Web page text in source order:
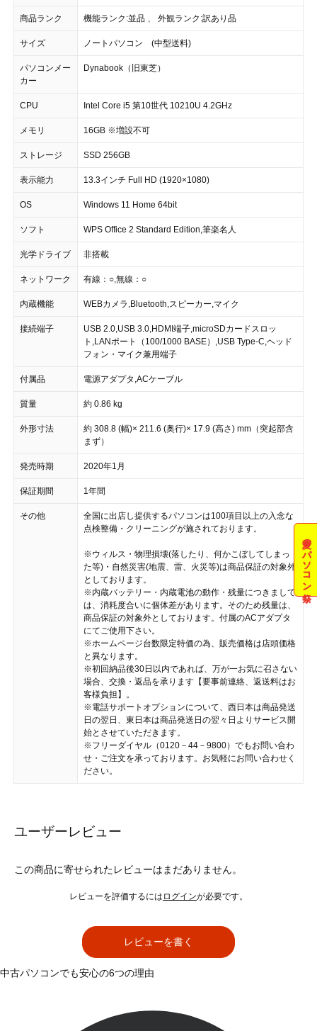
商品ランク 機能ランク:並品 、 外観ランク:訳あり品
サイズ ノートパソコン (中型送料)
パソコンメー
カー
Dynabook（旧東芝）
CPU Intel Core i5 第10世代 10210U 4.2GHz
メモリ 16GB ※増設不可
ストレージ SSD 256GB
表示能力 13.3インチ Full HD (1920×1080)
OS Windows 11 Home 64bit
ソフト WPS Office 2 Standard Edition,筆楽名人
光学ドライブ 非搭載
ネットワーク 有線：○,無線：○
内蔵機能 WEBカメラ,Bluetooth,スピーカー,マイク
接続端子
USB 2.0,USB 3.0,HDMI端子,microSDカードスロッ
ト,LANポート（100/1000 BASE）,USB Type-C,ヘッド
フォン・マイク兼用端子
付属品 電源アダプタ,ACケーブル
質量 約 0.86 kg
外形寸法
約 308.8 (幅)× 211.6 (奥行)× 17.9 (高さ) mm（突起部含
まず）
発売時期 2020年1月
保証期間 1年間
その他
全国に出店し提供するパソコンは100項目以上の入念な
点検整備・クリーニングが施されております。
※ウィルス・物理損壊(落したり、何かこぼしてしまっ
た等)・自然災害(地震、雷、火災等)は商品保証の対象外
としております。
※内蔵バッテリー・内蔵電池の動作・残量につきまして
は、消耗度合いに個体差があります。そのため残量は、
商品保証の対象外としております。付属のACアダプタ
にてご使用下さい。
※ホームページ台数限定特価の為、販売価格は店頭価格
と異なります。
※初回納品後30日以内であれば、万が一お気に召さない
場合、交換・返品を承ります【要事前連絡、返送料はお
客様負担】。
※電話サポートオプションについて、西日本は商品発送
日の翌日、東日本は商品発送日の翌々日よりサービス開
始とさせていただきます。
※フリーダイヤル（0120－44－9800）でもお問い合わ
せ・ご注文を承っております。お気軽にお問い合わせく
ださい。
ユーザーレビュー
この商品に寄せられたレビューはまだありません。
レビューを評価するには ログインが必要です。
レビューを書く
夏のパソコン祭
中古パソコンでも安心の6つの理由